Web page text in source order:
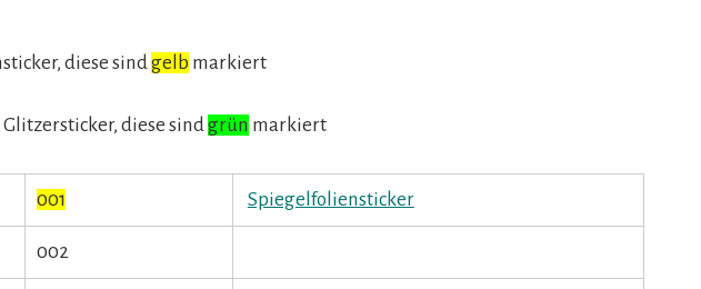
diese sindgelb markiert
Glitzersticker, diese sindgrün markiert
001 Spiegelfoliensticker
002